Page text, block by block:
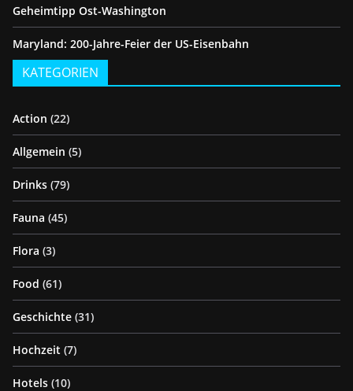
Geheimtipp Ost-Washington
Maryland: 200-Jahre-Feier der US-Eisenbahn
KATEGORIEN
Action (22)
Allgemein (5)
Drinks (79)
Fauna (45)
Flora (3)
Food (61)
Geschichte (31)
Hochzeit (7)
Hotels (10)